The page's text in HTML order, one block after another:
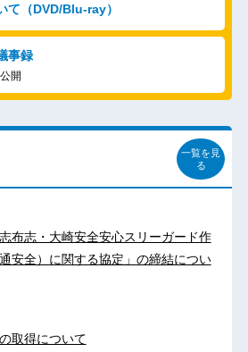
て（DVD/Blu-ray）
事録
開
一覧を見
る
布志・大崎安全安心スリーガード作
安全）に関する協定」の締結につい
取得について